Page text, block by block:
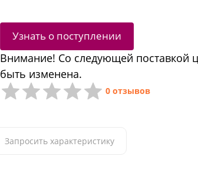
Узнать о поступлении
Внимание! Со следующей поставкой
быть изменена.
0 отзывов
Запросить характеристику